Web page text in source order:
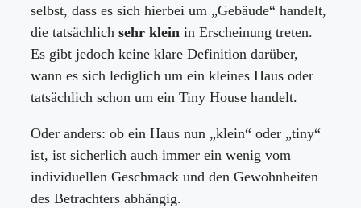
selbst, dass es sich hierbei um „Gebäude“ handelt,
die tatsächlich sehr klein in Erscheinung treten.
Es gibt jedoch keine klare Definition darüber,
wann es sich lediglich um ein kleines Haus oder
tatsächlich schon um ein Tiny House handelt.
Oder anders: ob ein Haus nun „klein“ oder „tiny“
ist, ist sicherlich auch immer ein wenig vom
individuellen Geschmack und den Gewohnheiten
des Betrachters abhängig.